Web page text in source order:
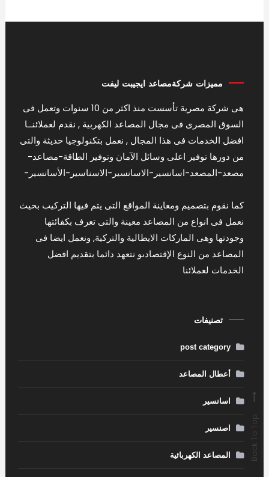
مميزات شركةمصاعد ايجيبت ليفت
هى شركة مصرية تأسست منذ اكثر من 10 سنوات وتعمل فى
السوق المصرى فى مجال المصاعد الكهربية , نقدم لعملائنــا
افضل الخدمات فى هذا المجال , نعمل بتكنولوجيا حديثة والتى
من دورها توفير اعلى وسائل الآمان وتوفير الطاقة-مصاعد-
مصعد-المصعد-اسانسير-الاسانسير-الاسناسير-الأسانسير-
كما نقوم بتصميم ومعاينة المواقع التى يتم فيها التركيب بحيث
نعمل فى انواع من المصاعد معينة والتى تعرف بكفائتها
وجودتها وهى الماركات الايطالية والتركية, ونعمل ايضا فى
المصاعد من النوع الإقتصادىو نتعهد دائما بتقديم افضل
الخدمات لعملائنا
تصنيفات
post category
أعطال المصاعد
اسانسير
اصنسير
المصاعد الكهربائية Back To Top